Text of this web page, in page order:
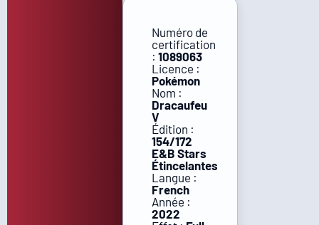
Numéro de
certification
: 1089063
Licence :
Pokémon
Nom :
Dracaufeu
V
Édition :
154/172
E&B Stars
Étincelantes
Langue :
French
Année :
2022